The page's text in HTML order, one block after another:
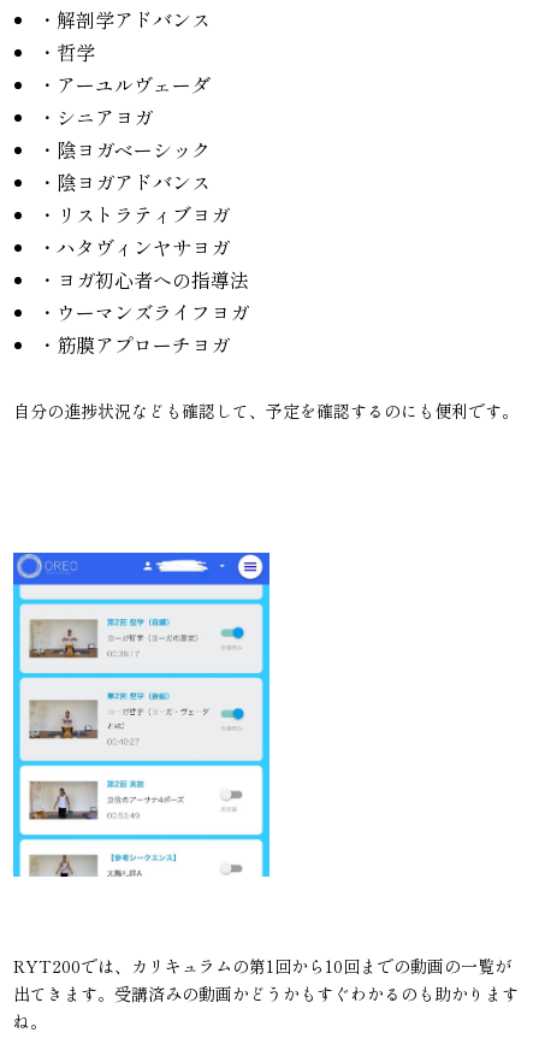
・解剖学アドバンス
・哲学
・アーユルヴェーダ
・シニアヨガ
・陰ヨガベーシック
・陰ヨガアドバンス
・リストラティブヨガ
・ハタヴィンヤサヨガ
・ヨガ初心者への指導法
・ウーマンズライフヨガ
・筋膜アプローチヨガ
自分の進捗状況なども確認して、予定を確認するのにも便利です。
RYT200では、カリキュラムの第1回から10回までの動画の一覧が
出てきます。受講済みの動画かどうかもすぐわかるのも助かります
ね。